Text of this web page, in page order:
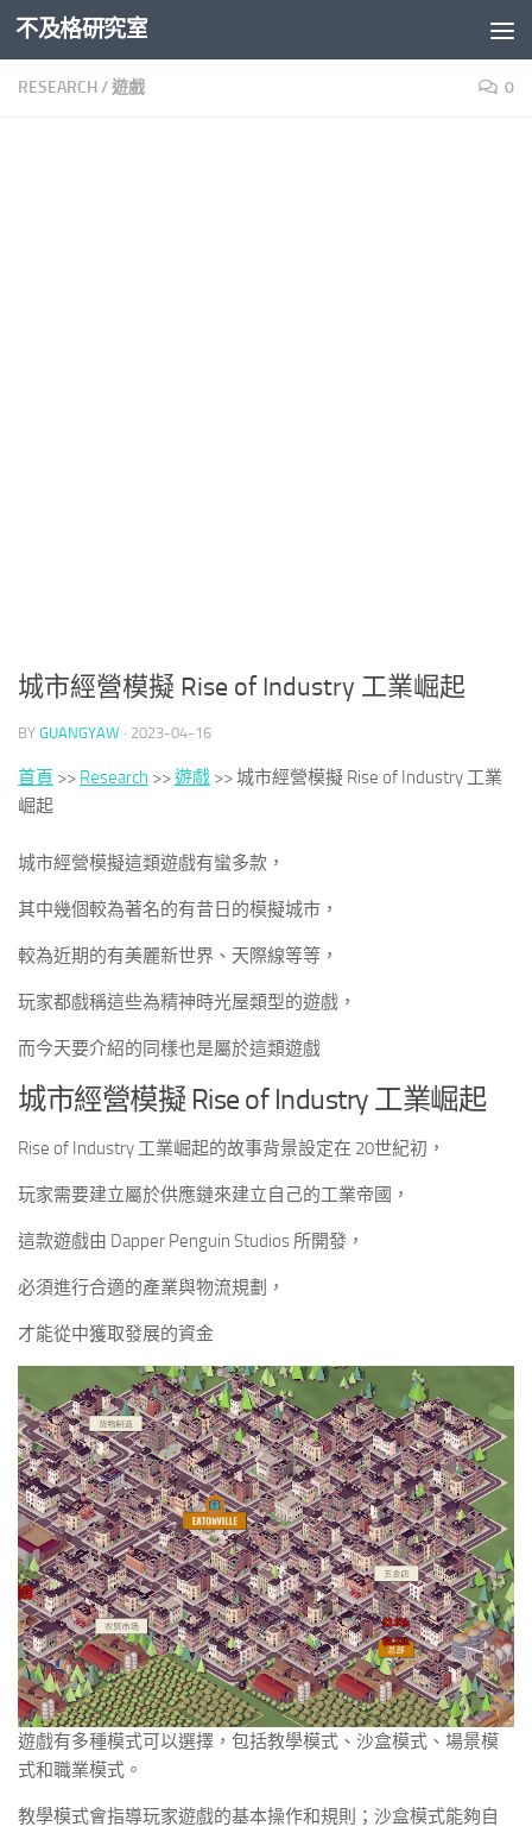
Skip to content
不及格研究室
RESEARCH/遊戲 0
城市經營模擬 Rise of Industry 工業崛起
BY GUANGYAW · 2023-04-16
首頁 >> Research >>遊戲 >>城市經營模擬 Rise of Industry 工業
崛起
城市經營模擬這類遊戲有蠻多款，
其中幾個較為著名的有昔日的模擬城市，
較為近期的有美麗新世界、天際線等等，
玩家都戲稱這些為精神時光屋類型的遊戲，
而今天要介紹的同樣也是屬於這類遊戲
城市經營模擬 Rise of Industry 工業崛起
Rise of Industry 工業崛起的故事背景設定在 20世紀初，
玩家需要建立屬於供應鏈來建立自己的工業帝國，
這款遊戲由 Dapper Penguin Studios 所開發，
必須進行合適的產業與物流規劃，
才能從中獲取發展的資金
遊戲有多種模式可以選擇，包括教學模式、沙盒模式、場景模
式和職業模式。
教學模式會指導玩家遊戲的基本操作和規則；沙盒模式能夠自